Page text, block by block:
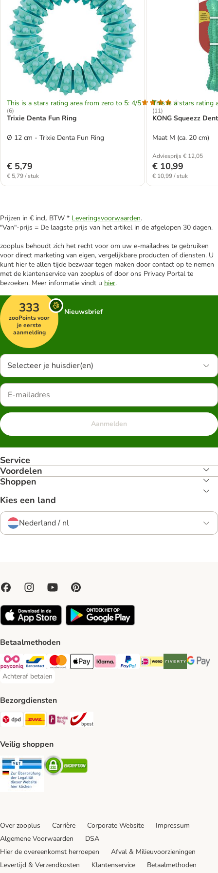
This is a stars rating area from zero to 5: 4/5
(6)
Trixie Denta Fun Ring
Ø 12 cm - Trixie Denta Fun Ring
€ 5,79
€ 5,79 / stuk
This is a stars rating
(11)
KONG Squeezz
Maat M (ca. 20 cm)
Adviesprijs € 12,05
€ 10,99
€ 10,99 / stuk
Prijzen in € incl. BTW * Leveringsvoorwaarden.
"Van"-prijs = De laagste prijs van het artikel in de afgelopen 30 dagen.
zooplus behoudt zich het recht voor om uw e-mailadres te gebruiken
voor direct marketing van eigen, vergelijkbare producten of diensten. U
kunt hier te allen tijde bezwaar tegen maken door contact op te nemen
met de klantenservice van zooplus of door ons Privacy Portal te
bezoeken. Meer informatie vindt u hier.
333
zooPoints voor
je eerste
aanmelding
Nieuwsbrief
Selecteer je huisdier(en)
Aanmelden
Service
Voordelen
Shoppen
Kies een land
Nederland / nl
Betaalmethoden
Payconiq Payment Method
Bancontact Payment Method
Mastercard Payment Method
Apple Pay Payment Method
Klarna Payment Method
PayPal Payment Method
iDeal Payment Method
Riverty Payment
Google
Achteraf betalen
Achteraf betalen Payment Method
Bezorgdiensten
Dpd Shipping Method
DHL Shipping Method
Mondial Relay Shipping Method
Veilig shoppen
Security Security
Over zooplus Carrière Corporate Website
Impressum
Algemene Voorwaarden
DSA
Hier de overeenkomst herroepen
Afval & Milieuvoorzieningen
Levertijd & Verzendkosten
Klantenservice Betaalmethoden